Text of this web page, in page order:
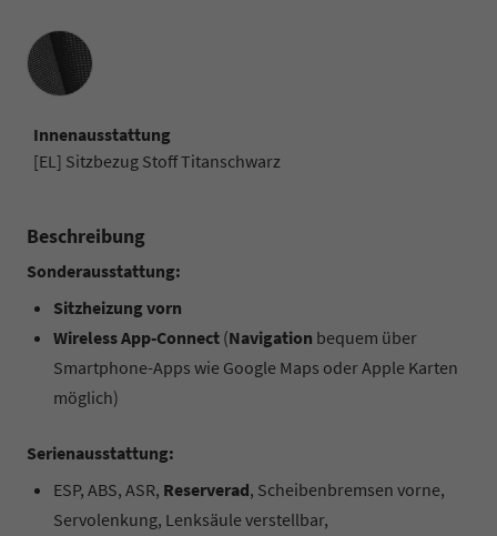
Innenausstattung
Innenausstattung
[EL] Sitzbezug Stoff Titanschwarz
Beschreibung
Sonderausstattung:
Sitzheizung vorn
Wireless App-Connect (Navigation bequem über
Smartphone-Apps wie Google Maps oder Apple Karten
möglich)
Serienausstattung:
ESP, ABS, ASR, Reserverad, Scheibenbremsen vorne,
Servolenkung, Lenksäule verstellbar,